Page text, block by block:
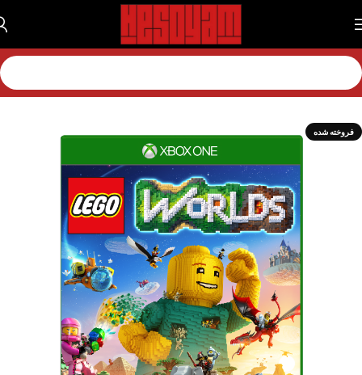
خانه بازی بازی اکس باکس بازی اکس باکس وان
فروخته شده